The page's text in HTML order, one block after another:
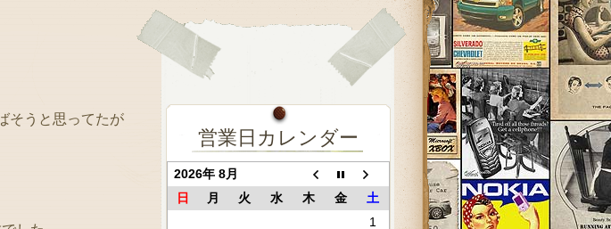
そうと思ってたが
営業日カレンダー
2026年 8月
日
月 火 水 木 金
土
1